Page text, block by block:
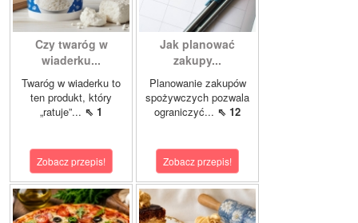
Czy twaróg w
wiaderku...
Twaróg w wiaderku to
ten produkt, który
„ratuje”... ⇖ 1
Zobacz przepis!
Jak planować
zakupy...
Planowanie zakupów
spożywczych pozwala
ograniczyć... ⇖ 12
Zobacz przepis!